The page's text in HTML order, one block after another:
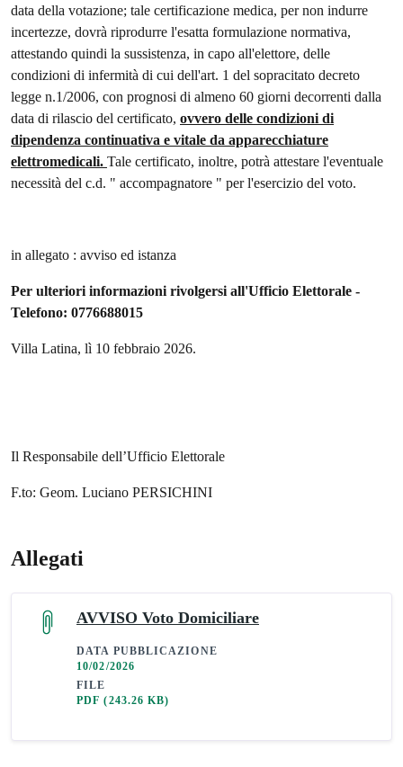
data della votazione; tale certificazione medica, per non indurre
incertezze, dovrà riprodurre l'esatta formulazione normativa,
attestando quindi la sussistenza, in capo all'elettore, delle
condizioni di infermità di cui dell'art. 1 del sopracitato decreto
legge n.1/2006, con prognosi di almeno 60 giorni decorrenti dalla
data di rilascio del certificato, ovvero delle condizioni di
dipendenza continuativa e vitale da apparecchiature
elettromedicali. Tale certificato, inoltre, potrà attestare l'eventuale
necessità del c.d. " accompagnatore " per l'esercizio del voto.
in allegato : avviso ed istanza
Per ulteriori informazioni rivolgersi all'Ufficio Elettorale -
Telefono: 0776688015
Villa Latina, lì 10 febbraio 2026.
Il Responsabile dell’Ufficio Elettorale
F.to: Geom. Luciano PERSICHINI
Allegati
AVVISO Voto Domiciliare
DATA PUBBLICAZIONE
10/02/2026
FILE
PDF(243.26 KB)